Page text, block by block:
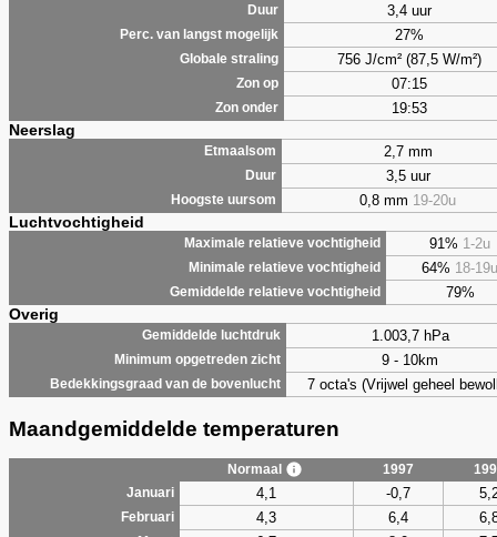
Duur 3,4 uur
Perc. van langst mogelijk 27%
Globale straling 756 J/cm² (87,5 W/m²)
Zon op 07:15
Zon onder 19:53
Neerslag
Etmaalsom 2,7 mm
Duur 3,5 uur
Hoogste uursom 0,8 mm 19-20u
Luchtvochtigheid
Maximale relatieve vochtigheid 91% 1-2u
Minimale relatieve vochtigheid 64% 18-19u
Gemiddelde relatieve vochtigheid 79%
Overig
Gemiddelde luchtdruk 1.003,7 hPa
Minimum opgetreden zicht 9 - 10km
Bedekkingsgraad van de bovenlucht 7 octa's (Vrijwel geheel
Maandgemiddelde temperaturen
Normaal 1997
Januari
4,1 -0,7
Februari 4,3 6,4